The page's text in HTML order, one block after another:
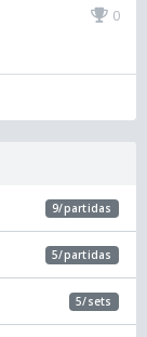
0
9/partidas
5/partidas
5/sets